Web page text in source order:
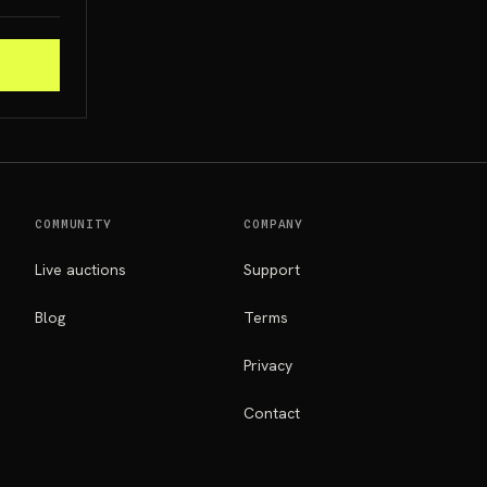
COMMUNITY
Live auctions
Blog
COMPANY
Support
Terms
Privacy
Contact